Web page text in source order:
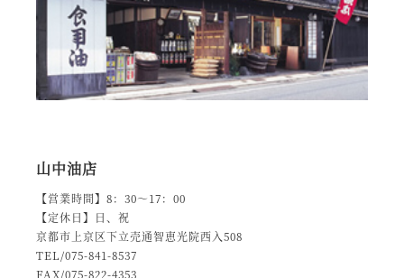
山中油店
【営業時間】8：30～17：00
【定休日】日、祝
京都市上京区下立売通智恵光院西入508
TEL/075-841-8537
FAX/075-822-4353